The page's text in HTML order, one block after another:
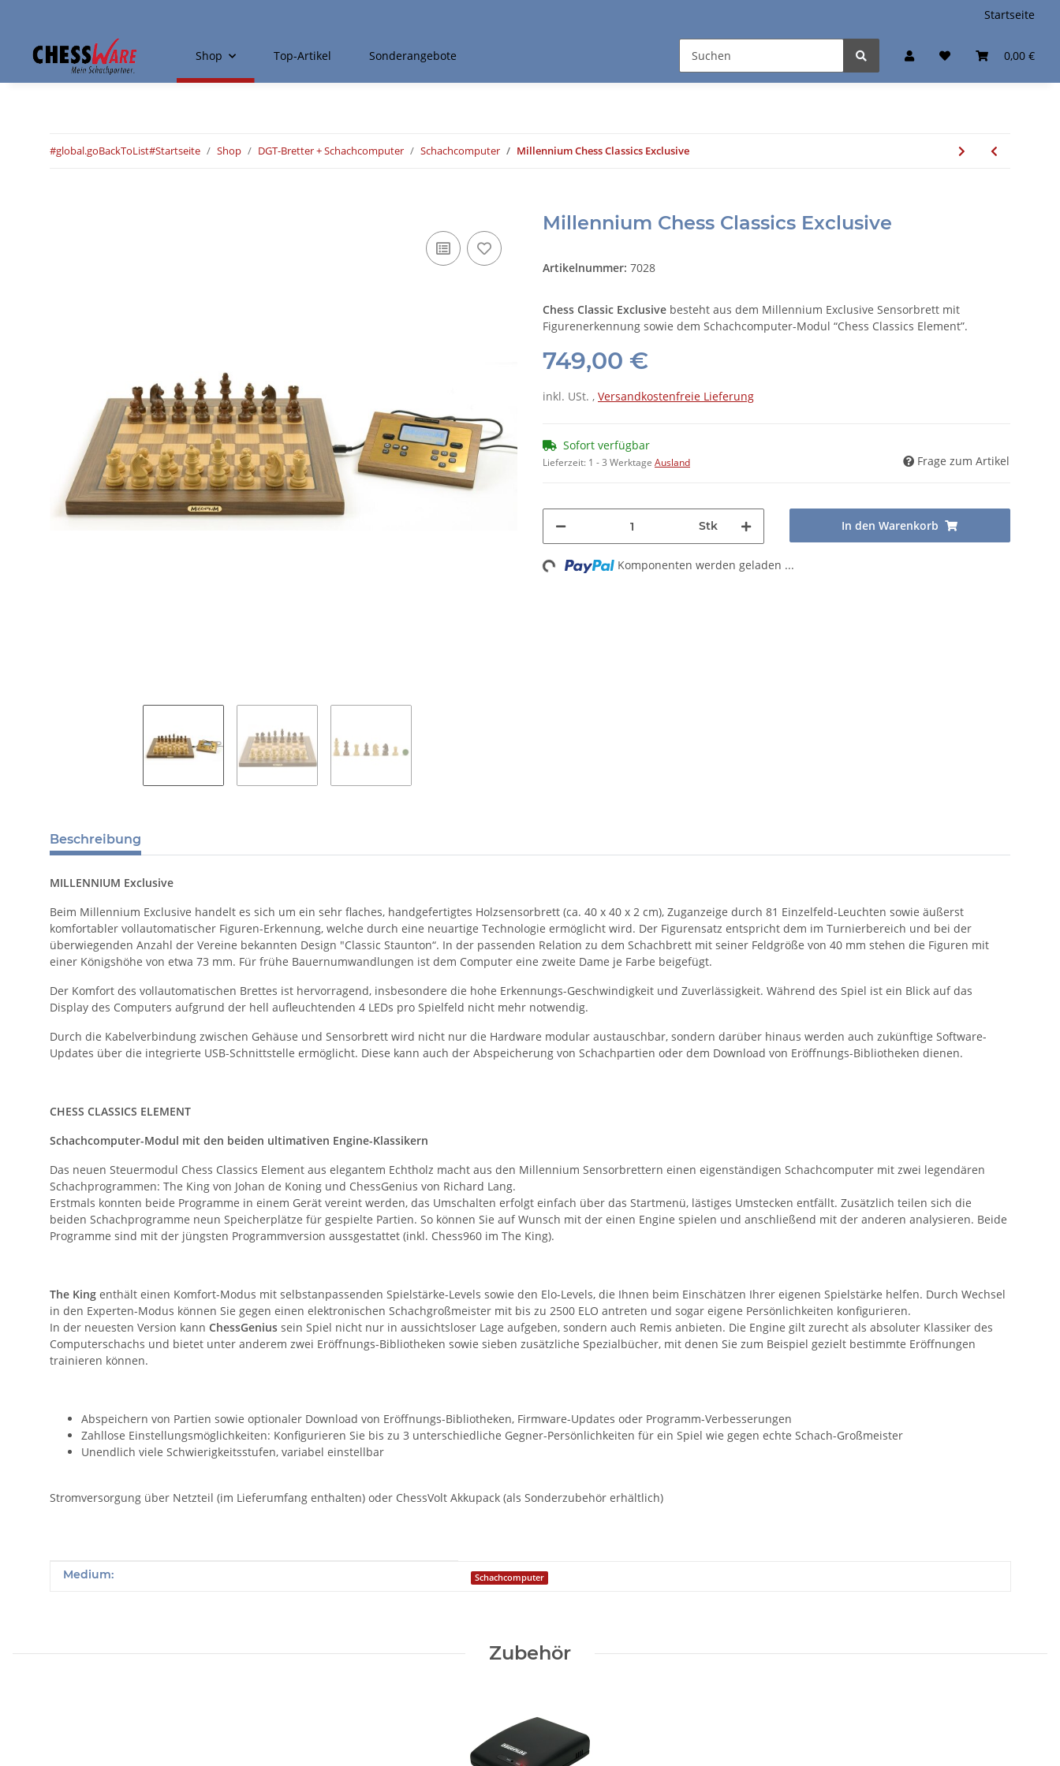
Startseite
0,00 €
Shop Top-Artikel Sonderangebote
#global.goBackToList#Startseite Shop DGT-Bretter + Schachcomputer Schachcomputer Millennium Chess Classics Exclusive
Millennium Chess Classics Exclusive
Artikelnummer: 7028
Chess Classic Exclusive besteht aus dem Millennium Exclusive Sensorbrett mit
Figurenerkennung sowie dem Schachcomputer-Modul “Chess Classics Element”.
749,00 €
inkl. USt. , Versandkostenfreie Lieferung
Sofort verfügbar
Lieferzeit: 1 - 3 Werktage Ausland Frage zum Artikel
Stk In den Warenkorb
Loading... Komponenten werden geladen ...
Beschreibung
MILLENNIUM Exclusive
Beim Millennium Exclusive handelt es sich um ein sehr flaches, handgefertigtes Holzsensorbrett (ca. 40 x 40 x 2 cm), Zuganzeige durch 81 Einzelfeld-Leuchten sowie äußerst
komfortabler vollautomatischer Figuren-Erkennung, welche durch eine neuartige Technologie ermöglicht wird. Der Figurensatz entspricht dem im Turnierbereich und bei der
überwiegenden Anzahl der Vereine bekannten Design "Classic Staunton“. In der passenden Relation zu dem Schachbrett mit seiner Feldgröße von 40 mm stehen die Figuren mit
einer Königshöhe von etwa 73 mm. Für frühe Bauernumwandlungen ist dem Computer eine zweite Dame je Farbe beigefügt.
Der Komfort des vollautomatischen Brettes ist hervorragend, insbesondere die hohe Erkennungs-Geschwindigkeit und Zuverlässigkeit. Während des Spiel ist ein Blick auf das
Display des Computers aufgrund der hell aufleuchtenden 4 LEDs pro Spielfeld nicht mehr notwendig.
Durch die Kabelverbindung zwischen Gehäuse und Sensorbrett wird nicht nur die Hardware modular austauschbar, sondern darüber hinaus werden auch zukünftige Software-
Updates über die integrierte USB-Schnittstelle ermöglicht. Diese kann auch der Abspeicherung von Schachpartien oder dem Download von Eröffnungs-Bibliotheken dienen.
CHESS CLASSICS ELEMENT
Schachcomputer-Modul mit den beiden ultimativen Engine-Klassikern
Das neuen Steuermodul Chess Classics Element aus elegantem Echtholz macht aus den Millennium Sensorbrettern einen eigenständigen Schachcomputer mit zwei legendären
Schachprogrammen: The King von Johan de Koning und ChessGenius von Richard Lang.
Erstmals konnten beide Programme in einem Gerät vereint werden, das Umschalten erfolgt einfach über das Startmenü, lästiges Umstecken entfällt. Zusätzlich teilen sich die
beiden Schach­programme neun Speicherplätze für gespielte Partien. So können Sie auf Wunsch mit der einen Engine spielen und anschließend mit der anderen analysieren. Beide
Programme sind mit der jüngsten Programmversion aussgestattet (inkl. Chess960 im The King).
The King enthält einen Komfort-Modus mit selbstanpassenden Spielstärke-Levels sowie den Elo-Levels, die Ihnen beim Einschätzen Ihrer eigenen Spielstärke helfen. Durch Wechsel
in den Experten-Modus können Sie gegen einen elektronischen Schachgroßmeister mit bis zu 2500 ELO antreten und sogar eigene Persönlichkeiten konfigurieren.
In der neuesten Version kann ChessGenius sein Spiel nicht nur in aussichtsloser Lage aufgeben, sondern auch Remis anbieten. Die Engine gilt zurecht als absoluter Klassiker des
Computerschachs und bietet unter anderem zwei Eröffnungs­-Bibliotheken sowie sieben zusätzliche Spezialbücher, mit denen Sie zum Beispiel gezielt bestimmte Eröffnungen
trainieren können.
Abspeichern von Partien sowie optionaler Download von Eröffnungs-Bibliotheken, Firmware-Updates oder Programm-Verbesserungen
Zahllose Einstellungsmöglichkeiten: Konfigurieren Sie bis zu 3 unterschiedliche Gegner-Persönlichkeiten für ein Spiel wie gegen echte Schach-Großmeister
Unendlich viele Schwierigkeitsstufen, variabel einstellbar
Stromversorgung über Netzteil (im Lieferumfang enthalten) oder ChessVolt Akkupack (als Sonderzubehör erhältlich)
Produkteigenschaft
Wert
Medium: Schachcomputer
Zubehör